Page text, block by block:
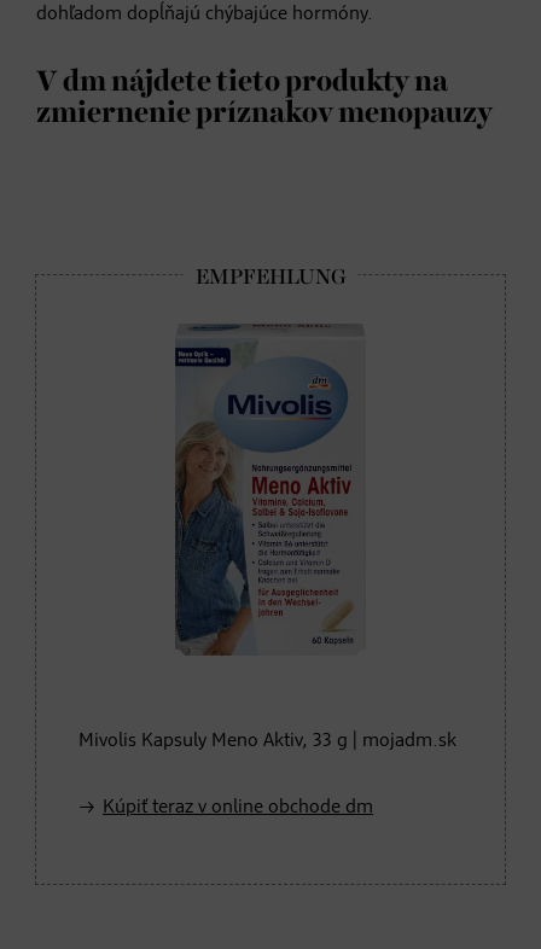
dohľadom dopĺňajú chýbajúce hormóny.
V dm nájdete tieto produkty na
zmiernenie príznakov menopauzy
Mivolis Kapsuly Meno Aktiv, 33 g | mojadm.sk
Kúpiť teraz v online obchode dm